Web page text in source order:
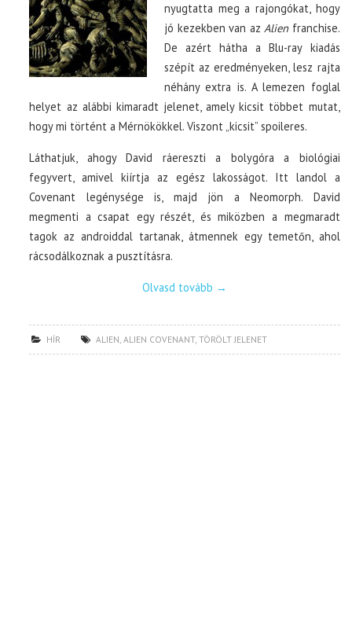
nyugtatta meg a rajongókat, hogy
jó kezekben van azAlien franchise.
De azért hátha a Blu-ray kiadás
szépít az eredményeken, lesz rajta
néhány extra is. A lemezen foglal
helyet az alábbi kimaradt jelenet, amely kicsit többet mutat,
hogy mi történt a Mérnökökkel. Viszont „kicsit” spoileres.
Láthatjuk, ahogy David ráereszti a bolygóra a biológiai
fegyvert, amivel kiírtja az egész lakosságot. Itt landol a
Covenant legénysége is, majd jön a Neomorph. David
megmenti a csapat egy részét, és miközben a megmaradt
tagok az androiddal tartanak, átmennek egy temetőn, ahol
rácsodálkoznak a pusztításra.
Olvasd tovább →
HÍR ALIEN,ALIEN COVENANT,TÖRÖLT JELENET